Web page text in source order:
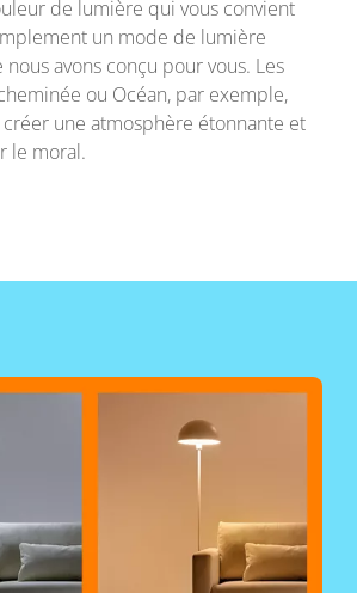
de lumière qui vous convient
un mode de lumière
avons conçu pour vous. Les
ou Océan, par exemple,
une atmosphère étonnante et
le moral.